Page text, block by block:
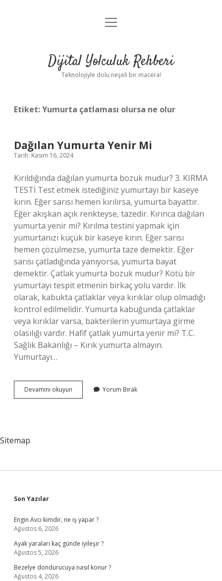
Anasayfa
Yasal Uyarı
menüyü
Dijital Yolculuk Rehberi
Teknolojiyle dolu neşeli bir macera!
Etiket:Yumurta çatlaması olursa ne olur
Dağılan Yumurta Yenir Mi
Tarih: Kasım 16, 2024
Kırıldığında dağılan yumurta bozuk mudur? 3. KIRMA
TESTİ Test etmek istediğiniz yumurtayı bir kaseye
kırın. Eğer sarısı hemen kırılırsa, yumurta bayattır.
Eğer akışkan açık renkteyse, tazedir. Kırınca dağılan
yumurta yenir mi? Kırılma testini yapmak için
yumurtanızı küçük bir kaseye kırın. Eğer sarısı
hemen çözülmezse, yumurta taze demektir. Eğer
sarısı çatladığında yanıyorsa, yumurta bayat
demektir. Çatlak yumurta bozuk mudur? Kötü bir
yumurtayı tespit etmenin birkaç yolu vardır. İlk
olarak, kabukta çatlaklar veya kırıklar olup olmadığı
kontrol edilmelidir. Yumurta kabuğunda çatlaklar
veya kırıklar varsa, bakterilerin yumurtaya girme
olasılığı vardır. Hafif çatlak yumurta yenir mi? T.C.
Sağlık Bakanlığı – Kırık yumurta almayın.
Yumurtayı…
Devamını okuyun
Yumurta
Yorum Bırak
Sitemap
Sidebar
Son Yazılar
Engin Avcı kimdir, ne iş yapar ?
Ağustos 6, 2026
Ayak yaraları kaç günde iyileşir ?
Ağustos 5, 2026
Bezelye dondurucuya nasıl konur ?
Ağustos 4, 2026